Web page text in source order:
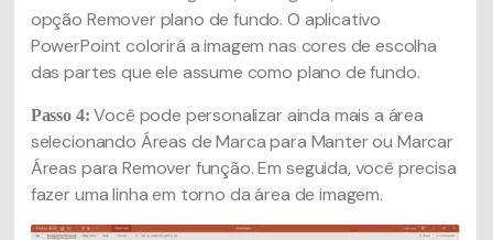
opção Remover plano de fundo. O aplicativo
PowerPoint colorirá a imagem nas cores de escolha
das partes que ele assume como plano de fundo.
Passo 4: Você pode personalizar ainda mais a área
selecionando Áreas de Marca para Manter ou Marcar
Áreas para Remover função. Em seguida, você precisa
fazer uma linha em torno da área de imagem.